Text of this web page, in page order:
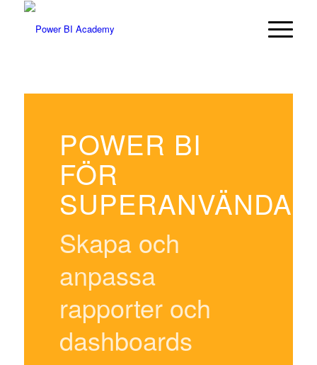
POWER BI
FÖR
Skapa och
anpassa
rapporter och
dashboards